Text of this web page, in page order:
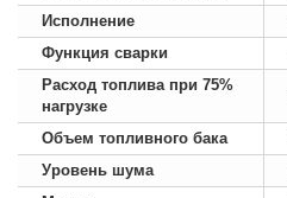
Исполнение
Функция сварки
Расход топлива при 75%
нагрузке
Объем топливного бака
Уровень шума